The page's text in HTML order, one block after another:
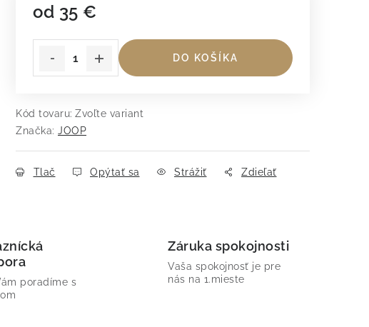
od 35 €
DO KOŠÍKA
Kód tovaru: Zvoľte variant
Značka: JOOP
Tlač Opýtať sa Strážiť Zdieľať
poradíme s
Záruka spokojnosti
Vaša spokojnosť je pre
nás na 1.mieste